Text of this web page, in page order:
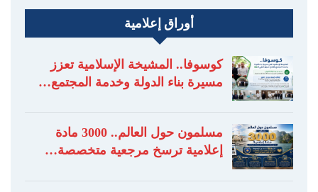
أوراق إعلامية
كوسوفا.. المشيخة الإسلامية تعزز
مسيرة بناء الدولة وخدمة المجتمع…
مسلمون حول العالم.. 3000 مادة
إعلامية ترسخ مرجعية متخصصة…